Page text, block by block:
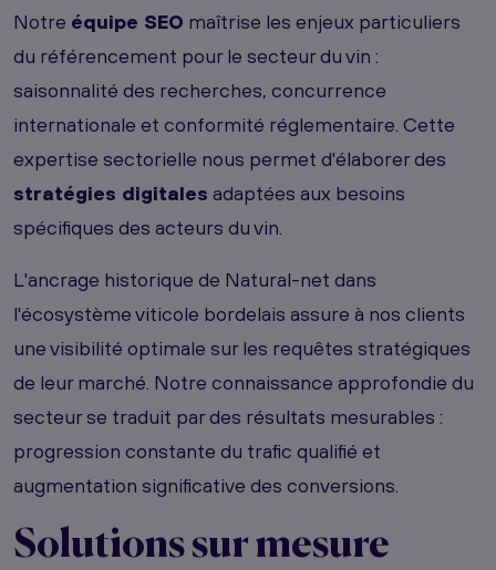
Notre équipe SEO maîtrise les enjeux particuliers
du référencement pour le secteur du vin :
saisonnalité des recherches, concurrence
internationale et conformité réglementaire. Cette
expertise sectorielle nous permet d'élaborer des
stratégies digitales adaptées aux besoins
spécifiques des acteurs du vin.
L'ancrage historique de Natural-net dans
l'écosystème viticole bordelais assure à nos clients
une visibilité optimale sur les requêtes stratégiques
de leur marché. Notre connaissance approfondie du
secteur se traduit par des résultats mesurables :
progression constante du trafic qualifié et
augmentation significative des conversions.
Solutions sur mesure